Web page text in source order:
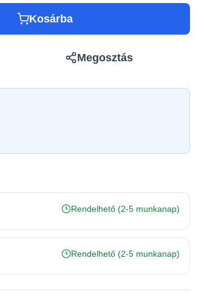
Kosárba
Megosztás
Rendelhető (2-5 munkanap)
Rendelhető (2-5 munkanap)